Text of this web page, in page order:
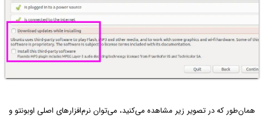
همان‌طور که در تصویر زیر مشاهده می‌کنید، می‌توان نرم‌افزارهای اصلی اوبونتو و